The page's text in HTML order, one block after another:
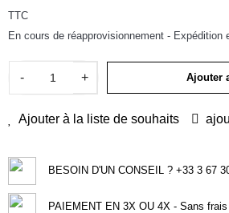
TTC
En cours de réapprovisionnement - Expédition
- + Ajouter
Ajouter à la liste de souhaits
BESOIN D'UN CONSEIL ? +33 3 67
PAIEMENT EN 3X OU 4X - Sans